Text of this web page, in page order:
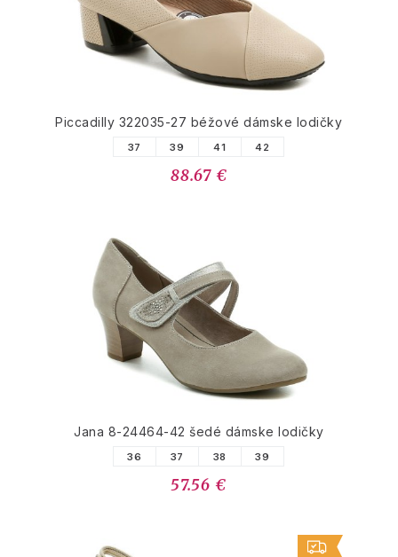
Piccadilly 322035-27 béžové dámske lodičky
37 39 41 42
88.67 €
Jana 8-24464-42 šedé dámske lodičky
36 37 38 39
57.56 €